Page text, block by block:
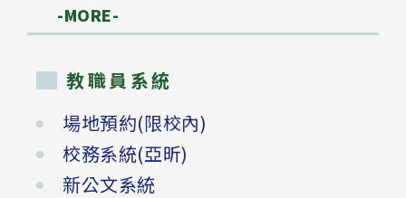
-MORE-
教職員系統
場地預約(限校內)
校務系統(亞昕)
新公文系統